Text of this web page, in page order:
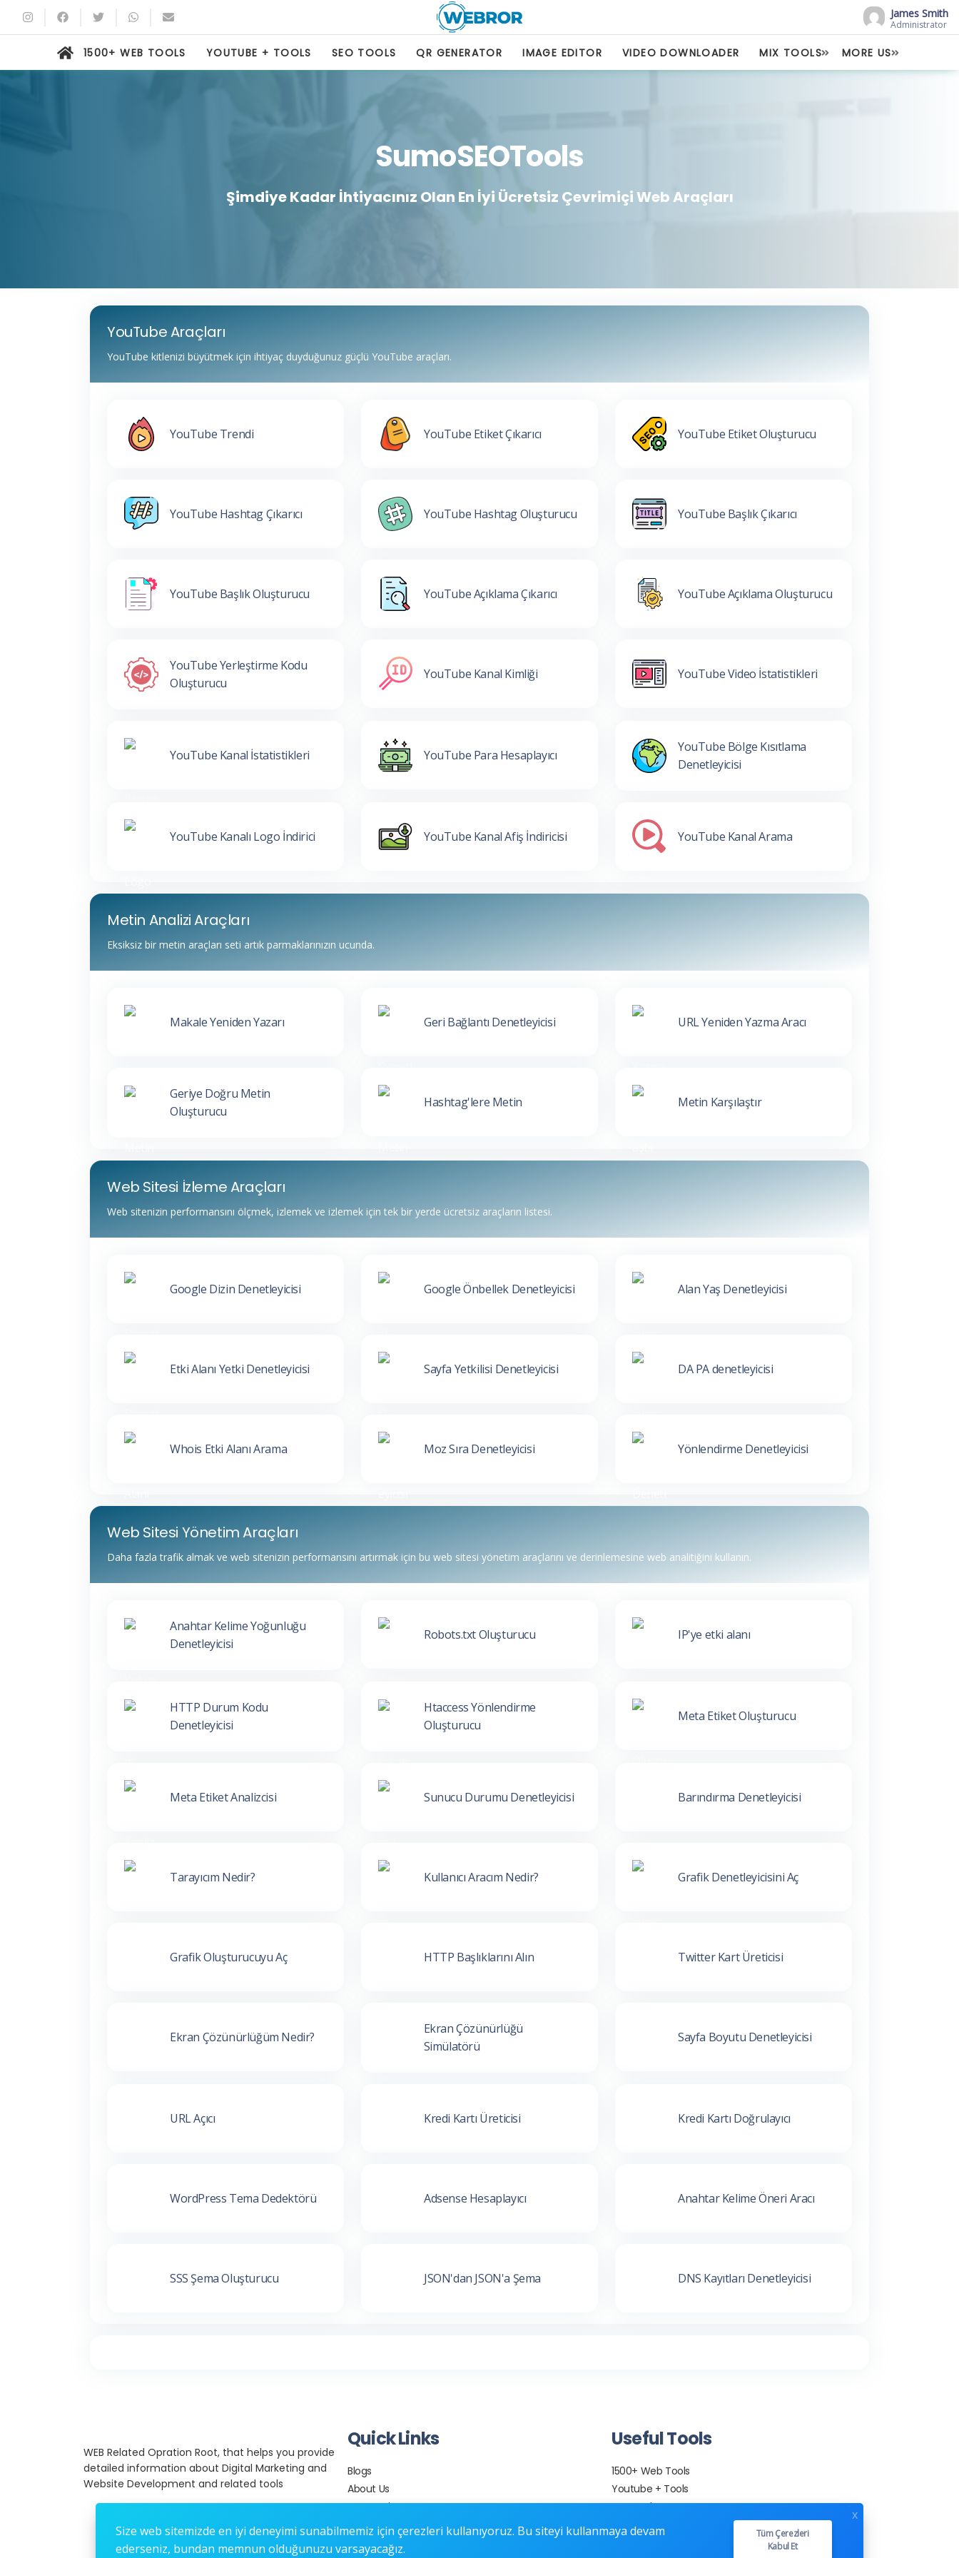
James Smith
Administrator
1500+ WEB TOOLS YOUTUBE + TOOLS SEO TOOLS QR GENERATOR IMAGE EDITOR VIDEO DOWNLOADER MIX TOOLS MORE US
SumoSEOTools
Şimdiye Kadar İhtiyacınız Olan En İyi Ücretsiz Çevrimiçi Web Araçları
YouTube Araçları
YouTube kitlenizi büyütmek için ihtiyaç duyduğunuz güçlü YouTube araçları.
YouTube Trendi YouTube Etiket Çıkarıcı YouTube Etiket Oluşturucu
YouTube Hashtag Çıkarıcı YouTube Hashtag Oluşturucu YouTube Başlık Çıkarıcı
YouTube Başlık Oluşturucu YouTube Açıklama Çıkarıcı YouTube Açıklama Oluşturucu
YouTube Yerleştirme Kodu
Oluşturucu
YouTube Kanal Kimliği YouTube Video İstatistikleri
YouTube Kanal İstatistikleri YouTube Para Hesaplayıcı
YouTube Bölge Kısıtlama
Denetleyicisi
YouTube Kanalı Logo İndirici YouTube Kanal Afiş İndiricisi YouTube Kanal Arama
Metin Analizi Araçları
Eksiksiz bir metin araçları seti artık parmaklarınızın ucunda.
Makale Yeniden Yazarı Geri Bağlantı Denetleyicisi URL Yeniden Yazma Aracı
Geriye Doğru Metin
Oluşturucu
Hashtag'lere Metin Metin Karşılaştır
Web Sitesi İzleme Araçları
Web sitenizin performansını ölçmek, izlemek ve izlemek için tek bir yerde ücretsiz araçların listesi.
Google Dizin Denetleyicisi Google Önbellek Denetleyicisi Alan Yaş Denetleyicisi
Etki Alanı Yetki Denetleyicisi Sayfa Yetkilisi Denetleyicisi DA PA denetleyicisi
Whois Etki Alanı Arama Moz Sıra Denetleyicisi Yönlendirme Denetleyicisi
Web Sitesi Yönetim Araçları
Daha fazla trafik almak ve web sitenizin performansını artırmak için bu web sitesi yönetim araçlarını ve derinlemesine web analitiğini kullanın.
Anahtar Kelime Yoğunluğu
Denetleyicisi
Robots.txt Oluşturucu IP'ye etki alanı
HTTP Durum Kodu
Denetleyicisi
Htaccess Yönlendirme
Oluşturucu
Meta Etiket Oluşturucu
Meta Etiket Analizcisi Sunucu Durumu Denetleyicisi Barındırma Denetleyicisi
Tarayıcım Nedir? Kullanıcı Aracım Nedir? Grafik Denetleyicisini Aç
Grafik Oluşturucuyu Aç HTTP Başlıklarını Alın Twitter Kart Üreticisi
Ekran Çözünürlüğüm Nedir?
Ekran Çözünürlüğü
Simülatörü
Sayfa Boyutu Denetleyicisi
URL Açıcı Kredi Kartı Üreticisi Kredi Kartı Doğrulayıcı
WordPress Tema Dedektörü Adsense Hesaplayıcı Anahtar Kelime Öneri Aracı
SSS Şema Oluşturucu JSON'dan JSON'a Şema DNS Kayıtları Denetleyicisi
WEB Related Opration Root, that helps you provide
detailed information about Digital Marketing and
Website Development and related tools
Quick Links
Blogs
About Us
Our Services
Hosting & Domains
Contact Us
Useful Tools
1500+ Web Tools
Youtube + Tools
Seo Tools
Qr Generator
URL Tracking
Size web sitemizde en iyi deneyimi sunabilmemiz için çerezleri kullanıyoruz. Bu siteyi kullanmaya devam
ederseniz, bundan memnun olduğunuzu varsayacağız.
Tüm Çerezleri
Kabul Et
x